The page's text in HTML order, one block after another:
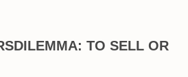
TO SELL OR